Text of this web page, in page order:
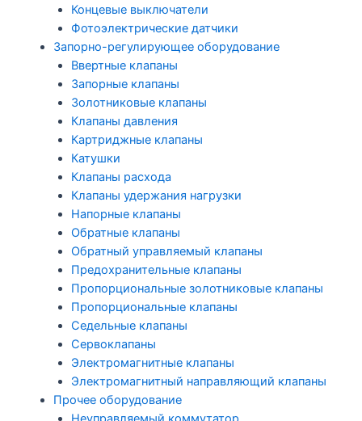
Концевые выключатели
Фотоэлектрические датчики
Запорно-регулирующее оборудование
Ввертные клапаны
Запорные клапаны
Золотниковые клапаны
Клапаны давления
Картриджные клапаны
Катушки
Клапаны расхода
Клапаны удержания нагрузки
Напорные клапаны
Обратные клапаны
Обратный управляемый клапаны
Предохранительные клапаны
Пропорциональные золотниковые клапаны
Пропорциональные клапаны
Седельные клапаны
Сервоклапаны
Электромагнитные клапаны
Электромагнитный направляющий клапаны
Прочее оборудование